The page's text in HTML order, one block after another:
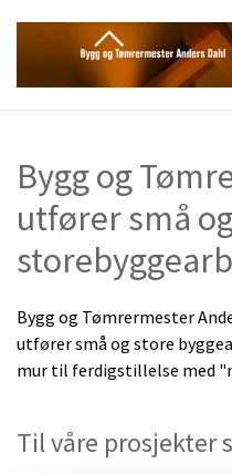
Bygg og
utfører små
Bygg og Tømrermester
utfører små og store
mur til ferdigstillelse med
Til våre prosjekter